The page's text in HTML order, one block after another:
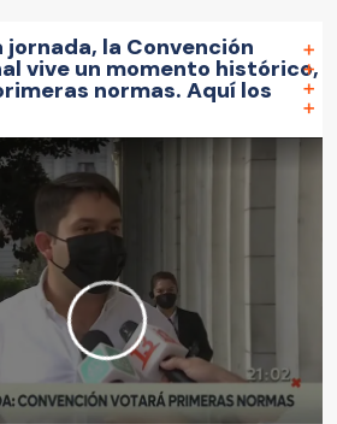
la Convención
vive un momento histórico,
normas. Aquí los